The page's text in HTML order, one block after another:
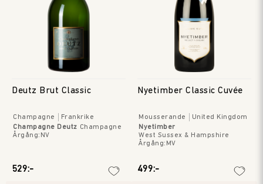
Deutz Brut Classic
Champagne
Frankrike
Champagne Deutz Champagne
Årgång: NV
529:-
Nyetimber Classic Cuvée
Mousserande
United Kingdom
Nyetimber
West Sussex & Hampshire
Årgång: MV
499:-